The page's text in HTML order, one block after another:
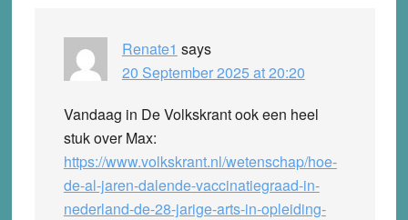
Renate1 says
20 September 2025 at 20:20
Vandaag in De Volkskrant ook een heel
stuk over Max:
https://www.volkskrant.nl/wetenschap/hoe-
de-al-jaren-dalende-vaccinatiegraad-in-
nederland-de-28-jarige-arts-in-opleiding-